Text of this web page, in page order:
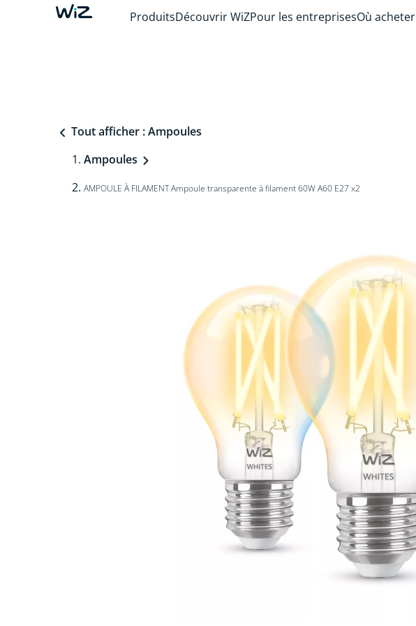
ProduitsDécouvrir WiZPour les entreprisesOù acheter
Tout afficher : Ampoules
Ampoules
AMPOULE À FILAMENT Ampoule transparente à filament 60W A60 E27 x2